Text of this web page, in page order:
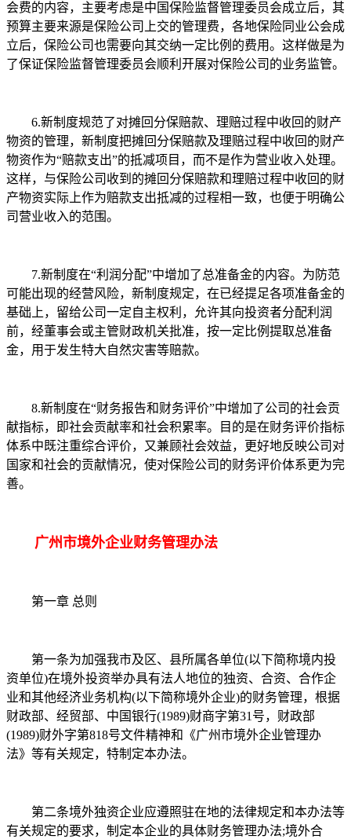
会费的内容，主要考虑是中国保险监督管理委员会成立后，其
预算主要来源是保险公司上交的管理费，各地保险同业公会成
立后，保险公司也需要向其交纳一定比例的费用。这样做是为
了保证保险监督管理委员会顺利开展对保险公司的业务监管。
6.新制度规范了对摊回分保赔款、理赔过程中收回的财产
物资的管理，新制度把摊回分保赔款及理赔过程中收回的财产
物资作为“赔款支出”的抵减项目，而不是作为营业收入处理。
这样，与保险公司收到的摊回分保赔款和理赔过程中收回的财
产物资实际上作为赔款支出抵减的过程相一致，也便于明确公
司营业收入的范围。
7.新制度在“利润分配”中增加了总准备金的内容。为防范
可能出现的经营风险，新制度规定，在已经提足各项准备金的
基础上，留给公司一定自主权利，允许其向投资者分配利润
前，经董事会或主管财政机关批准，按一定比例提取总准备
金，用于发生特大自然灾害等赔款。
8.新制度在“财务报告和财务评价”中增加了公司的社会贡
献指标，即社会贡献率和社会积累率。目的是在财务评价指标
体系中既注重综合评价，又兼顾社会效益，更好地反映公司对
国家和社会的贡献情况，使对保险公司的财务评价体系更为完
善。
广州市境外企业财务管理办法
第一章 总则
第一条为加强我市及区、县所属各单位(以下简称境内投
资单位)在境外投资举办具有法人地位的独资、合资、合作企
业和其他经济业务机构(以下简称境外企业)的财务管理，根据
财政部、经贸部、中国银行(1989)财商字第31号，财政部
(1989)财外字第818号文件精神和《广州市境外企业管理办
法》等有关规定，特制定本办法。
第二条境外独资企业应遵照驻在地的法律规定和本办法等
有关规定的要求，制定本企业的具体财务管理办法;境外合